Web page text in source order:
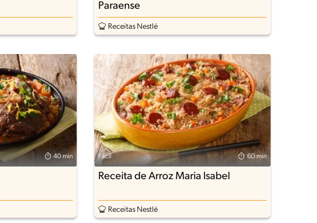
Paraense
Receitas Nestlé
40 min Fácil 60 min
Receita de Arroz Maria Isabel
Receitas Nestlé